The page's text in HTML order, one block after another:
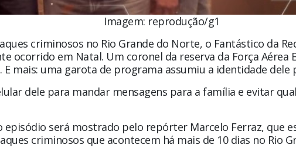
Imagem: reprodução/g1
criminosos no Rio Grande do Norte, o Fantástico da
ocorrido em Natal. Um coronel da reserva da Força
E mais: uma garota de programa assumiu a identidade dele
dele para mandar mensagens para a família e evitar
será mostrado pelo repórter Marcelo Ferraz, que
criminosos que acontecem há mais de 10 dias no Rio